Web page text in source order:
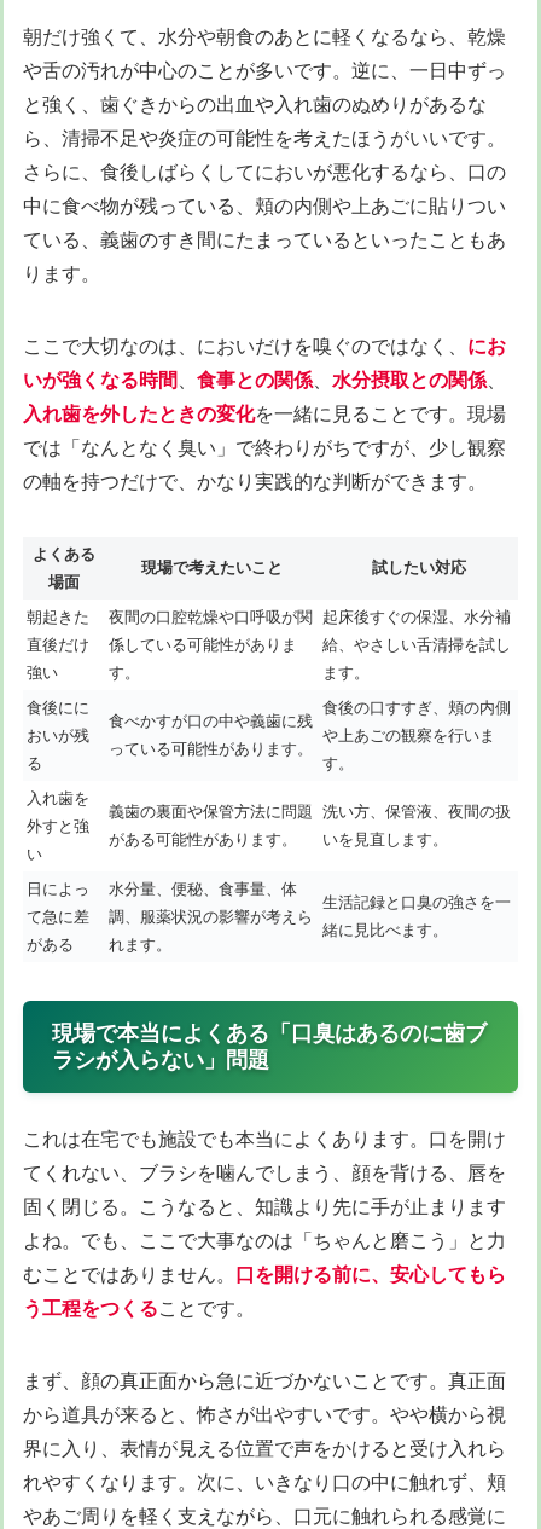
朝だけ強くて、水分や朝食のあとに軽くなるなら、乾燥
や舌の汚れが中心のことが多いです。逆に、一日中ずっ
と強く、歯ぐきからの出血や入れ歯のぬめりがあるな
ら、清掃不足や炎症の可能性を考えたほうがいいです。
さらに、食後しばらくしてにおいが悪化するなら、口の
中に食べ物が残っている、頬の内側や上あごに貼りつい
ている、義歯のすき間にたまっているといったこともあ
ります。
ここで大切なのは、においだけを嗅ぐのではなく、 にお
いが強くなる時間
食事との関係 水分摂取との関係
入れ歯を外したときの変化を一緒に見ることです。現場
では「なんとなく臭い」で終わりがちですが、少し観察
の軸を持つだけで、かなり実践的な判断ができます。
よくある
場面
現場で考えたいこと 試したい対応
朝起きた
直後だけ
強い
夜間の口腔乾燥や口呼吸が関
係している可能性がありま
す。
起床後すぐの保湿、水分補
給、やさしい舌清掃を試し
ます。
食後にに
おいが残
る
食べかすが口の中や義歯に残
っている可能性があります。
食後の口すすぎ、頬の内側
や上あごの観察を行いま
す。
入れ歯を
外すと強
い
義歯の裏面や保管方法に問題
がある可能性があります。
洗い方、保管液、夜間の扱
いを見直します。
日によっ
て急に差
がある
水分量、便秘、食事量、体
調、服薬状況の影響が考えら
れます。
生活記録と口臭の強さを一
緒に見比べます。
現場で本当によくある「口臭はあるのに歯ブ
ラシが入らない」問題
これは在宅でも施設でも本当によくあります。口を開け
てくれない、ブラシを噛んでしまう、顔を背ける、唇を
固く閉じる。こうなると、知識より先に手が止まります
よね。でも、ここで大事なのは「ちゃんと磨こう」と力
むことではありません。 口を開ける前に、安心してもら
う工程をつくることです。
まず、顔の真正面から急に近づかないことです。真正面
から道具が来ると、怖さが出やすいです。やや横から視
界に入り、表情が見える位置で声をかけると受け入れら
れやすくなります。次に、いきなり口の中に触れず、頬
やあご周りを軽く支えながら、口元に触れられる感覚に